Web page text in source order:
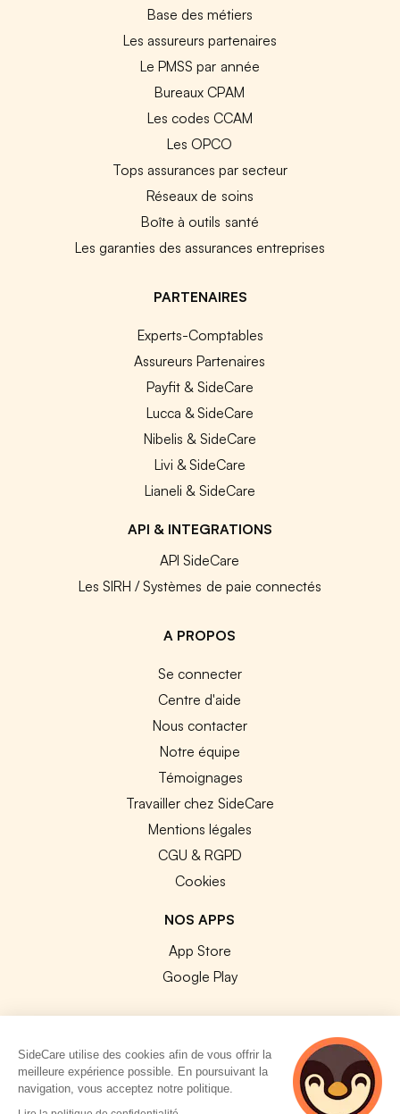
Base des métiers
Les assureurs partenaires
Le PMSS par année
Bureaux CPAM
Les codes CCAM
Les OPCO
Tops assurances par secteur
Réseaux de soins
Boîte à outils santé
Les garanties des assurances entreprises
PARTENAIRES
Experts-Comptables
Assureurs Partenaires
Payfit & SideCare
Lucca & SideCare
Nibelis & SideCare
Livi & SideCare
Lianeli & SideCare
API & INTEGRATIONS
API SideCare
Les SIRH / Systèmes de paie connectés
A PROPOS
Se connecter
Centre d'aide
Nous contacter
Notre équipe
Témoignages
Travailler chez SideCare
Mentions légales
CGU & RGPD
Cookies
NOS APPS
App Store
Google Play
© 2026 SideCare. Tous droits réservés.
SideCare utilise des cookies afin de vous offrir la
meilleure expérience possible. En poursuivant la
navigation, vous acceptez notre politique.
4 personnes